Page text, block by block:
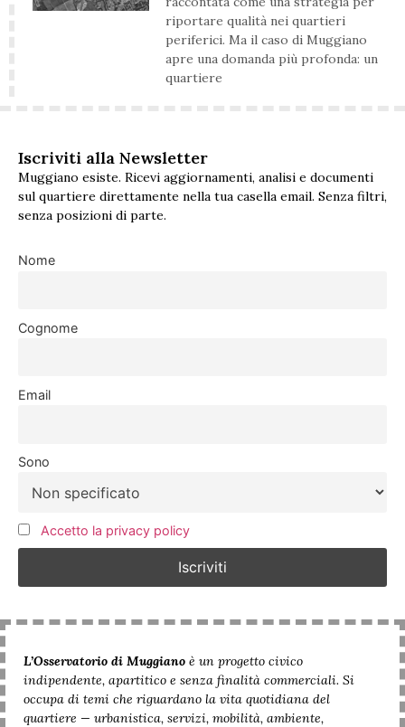
riportare qualità nei quartieri
periferici. Ma il caso di Muggiano
apre una domanda più profonda: un
quartiere
Iscriviti alla Newsletter
Muggiano esiste. Ricevi aggiornamenti, analisi e documenti
sul quartiere direttamente nella tua casella email. Senza filtri,
senza posizioni di parte.
Nome
Cognome
Email
Sono
Accetto la privacy policy
L’Osservatorio di Muggiano è un progetto civico
indipendente, apartitico e senza finalità commerciali. Si
occupa di temi che riguardano la vita quotidiana del
quartiere — urbanistica, servizi, mobilità, ambiente,